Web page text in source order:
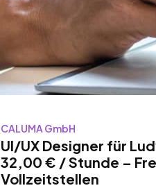
CALUMA GmbH
UI/UX Designer für
32,00 € / Stunde –
Vollzeitstellen